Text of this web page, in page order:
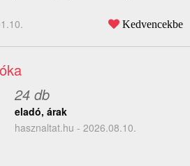
Kedvencekbe
24 db
eladó, árak
hasznaltat.hu - 2026.08.10.